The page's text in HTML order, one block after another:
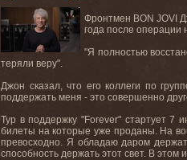
Фронтмен BON JOVI
года после операции
"Я полностью
теряли веру".
Джон сказал, что его коллеги по
поддержать меня - это совершенно
Тур в поддержку "Forever" стартует 7
билеты на которые уже проданы. На
превосходно. Я обладаю даром
способность держать этот свет. В этом